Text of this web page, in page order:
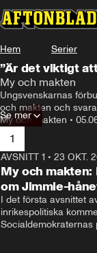
Hem Serier
”Är det viktigt
My och makten
Ungsvenskarnas
och makten och
My och makten •
Se mer
1
AVSNITT 1 • 23 OKT.
My och makten:
om Jimmie-
I det första avsnittet
inrikespolitiska
Socialdemokraternas